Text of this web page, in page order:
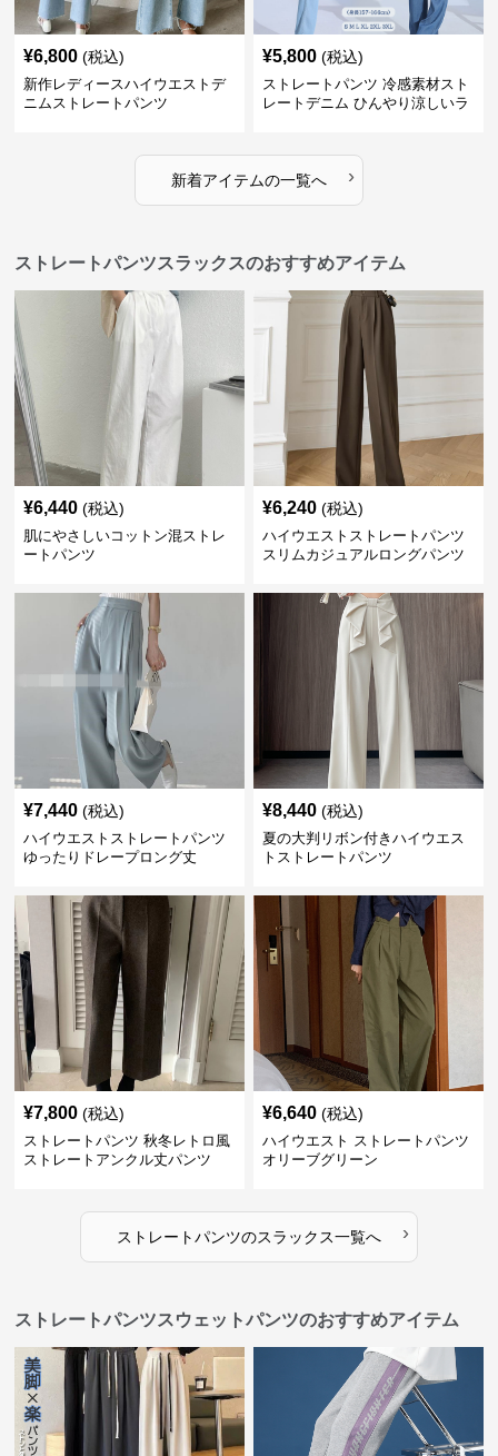
¥6,800 (税込)
新作レディースハイウエストデ
ニムストレートパンツ
¥5,800 (税込)
ストレートパンツ 冷感素材スト
レートデニム ひんやり涼しいラ
新着アイテムの一覧へ ›
ストレートパンツスラックスのおすすめアイテム
¥6,440 (税込)
肌にやさしいコットン混ストレ
ートパンツ
¥6,240 (税込)
ハイウエストストレートパンツ
スリムカジュアルロングパンツ
¥7,440 (税込)
ハイウエストストレートパンツ
ゆったりドレープロング丈
¥8,440 (税込)
夏の大判リボン付きハイウエス
トストレートパンツ
¥7,800 (税込)
ストレートパンツ 秋冬レトロ風
ストレートアンクル丈パンツ
¥6,640 (税込)
ハイウエスト ストレートパンツ
オリーブグリーン
ストレートパンツのスラックス一覧へ ›
ストレートパンツスウェットパンツのおすすめアイテム